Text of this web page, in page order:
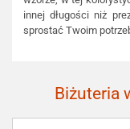
innej długości niż
sprostać Twoim
Biżuteria